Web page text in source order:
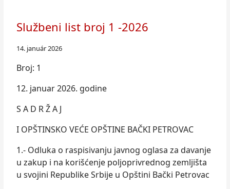
Službeni list broj 1 -2026
14. január 2026
Broj: 1
12. januar 2026. godine
S A D R Ž A J
I OPŠTINSKO VEĆE OPŠTINE BAČKI PETROVAC
1.- Odluka o raspisivanju javnog oglasa za davanje
u zakup i na korišćenje poljoprivrednog zemljišta
u svojini Republike Srbije u Opštini Bački Petrovac